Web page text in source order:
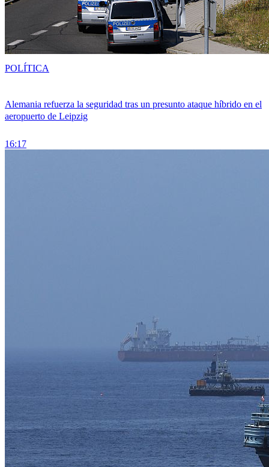
Alemania refuerza la seguridad tras un presunto ataque híbrido en el
aeropuerto de Leipzig
16:17
POLÍTICA